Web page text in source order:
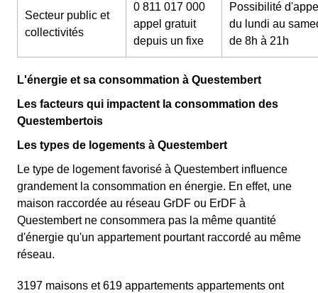
Secteur public et
collectivités
0 811 017 000
appel gratuit
depuis un fixe
Possibilité
du lundi au
de 8h à 21h
L'énergie et sa consommation à Questembert
Les facteurs qui impactent la consommation des
Questembertois
Les types de logements à Questembert
Le type de logement favorisé à Questembert influence
grandement la consommation en énergie. En effet, une
maison raccordée au réseau GrDF ou ErDF à
Questembert ne consommera pas la même quantité
d'énergie qu'un appartement pourtant raccordé au même
réseau.
3197 maisons et 619 appartements appartements ont